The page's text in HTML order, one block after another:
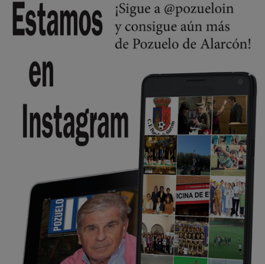
Wayne Rooney era el comisario de pozuelo?
Pozuelo de Alarcón
🔴 EXCLUSIVA | El comisario de la …